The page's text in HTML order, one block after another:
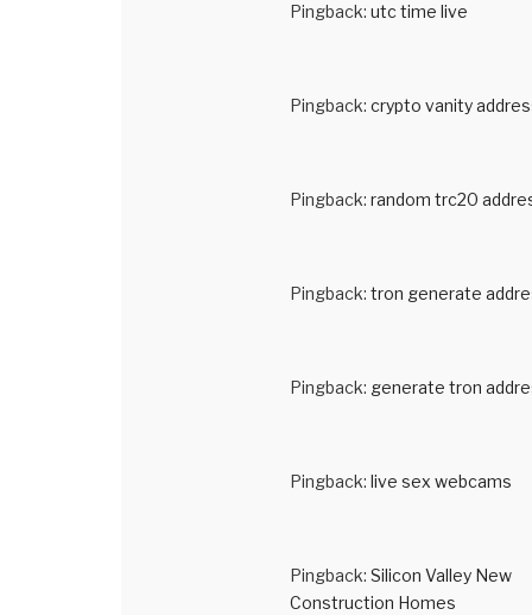
Pingback: utc time live
Pingback: crypto vanity
Pingback: random trc20
Pingback: tron generate
Pingback: generate tron
Pingback: live sex webcams
Pingback: Silicon Valley New
Construction Homes